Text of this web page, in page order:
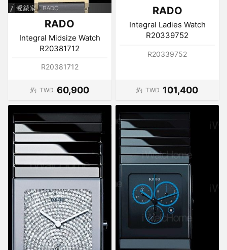
RADO
Integral Midsize Watch
R20381712
R20381712
約 TWD 60,900
RADO
Integral Ladies Watch
R20339752
R20339752
約 TWD 101,400